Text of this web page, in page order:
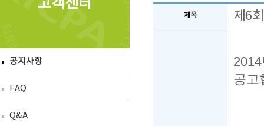
고객센터
공지사항
FAQ
Q&A
제목 제6
2014
공고